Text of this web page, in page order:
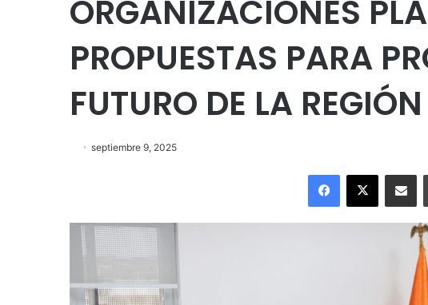
ORGANIZACIONES
PROPUESTAS PARA
FUTURO DE LA REGIÓN
septiembre 9, 2025
Facebook
X